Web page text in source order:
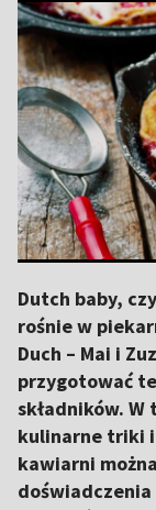
Dutch baby,
rośnie w
Duch – Mai i
przygotować
składników.
kulinarne triki i
kawiarni